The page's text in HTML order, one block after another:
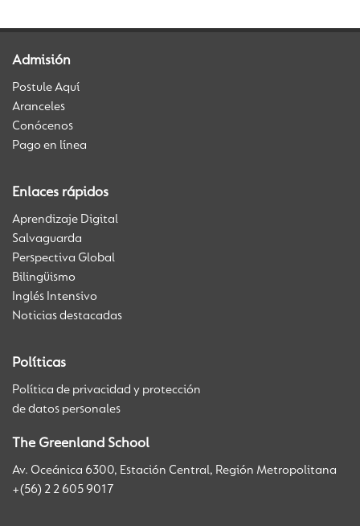
Admisión
Postule Aquí
Aranceles
Conócenos
Pago en línea
Enlaces rápidos
Aprendizaje Digital
Salvaguarda
Perspectiva Global
Bilingüismo
Inglés Intensivo
Noticias destacadas
Políticas
Política de privacidad y protección
de datos personales
The Greenland School
Av. Oceánica 6300, Estación Central, Región Metropolitana
+(56) 2 2 605 9017